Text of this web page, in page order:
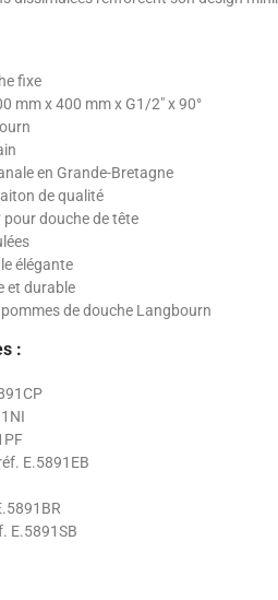
fixe
mm x 400 mm x G1/2" x 90°
en Grande-Bretagne
de qualité
pour douche de tête
élégante
et durable
de douche Langbourn
:
E.5891EB
E.5891SB